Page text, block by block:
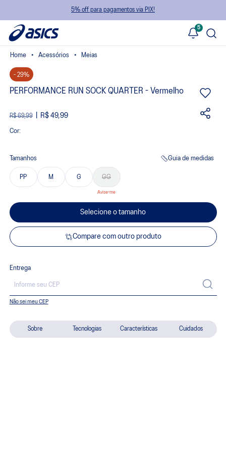
5% off para pagamentos via PIX!
5
Sobre Tecnologias Características Cuidados
Acessórios Meias
- 29%
PERFORMANCE RUN SOCK QUARTER - Vermelho
R$ 69,99 R$ 49,99
Cor:
Tamanhos Guia de medidas
PP M G GG
Selecione o tamanho
Compare com outro produto
Entrega
Não sei meu CEP